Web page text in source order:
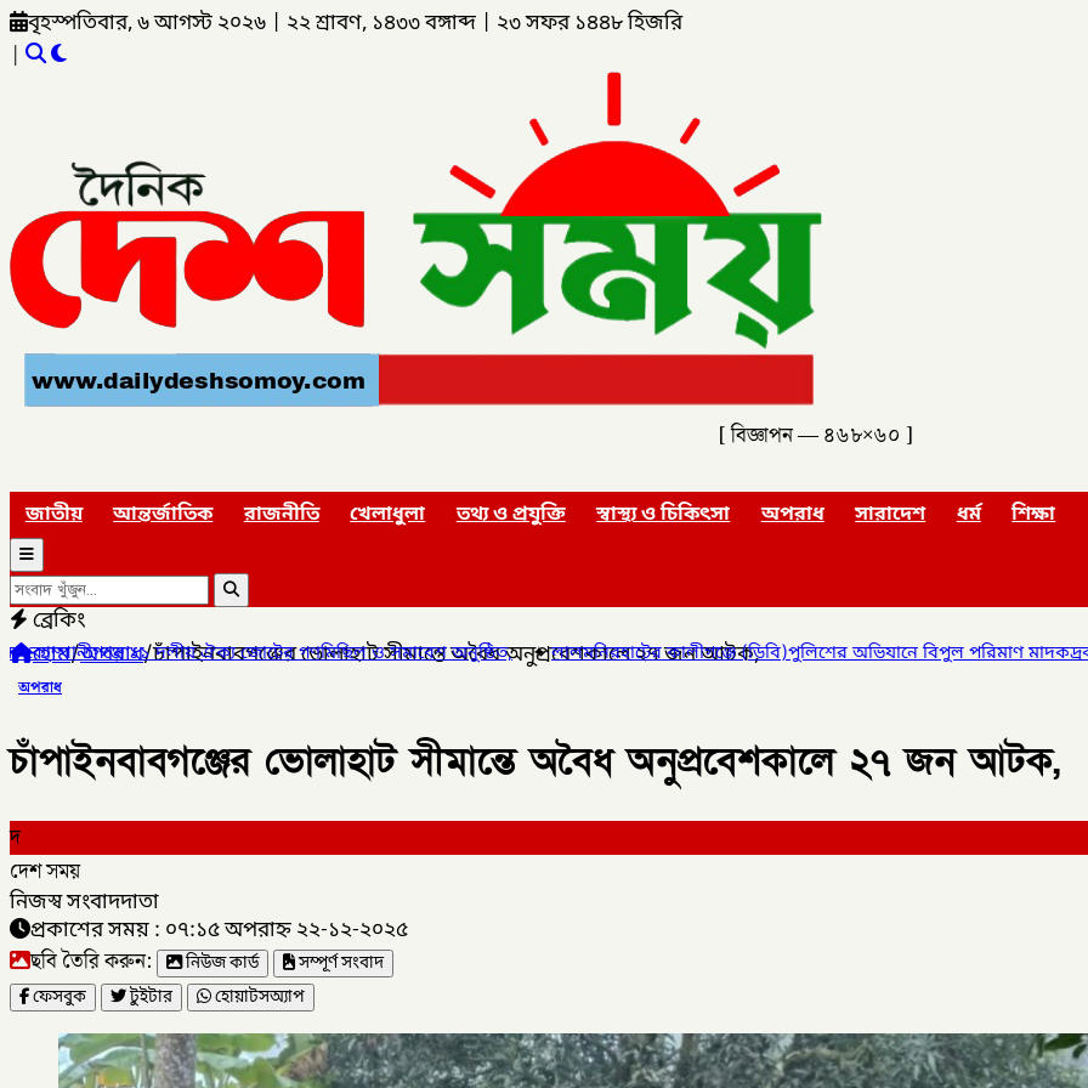
বৃহস্পতিবার, ৬ আগস্ট ২০২৬ ২২ শ্রাবণ, ১৪৩৩ বঙ্গাব্দ ২৩ সফর ১৪৪৮ হিজরি
|
[ বিজ্ঞাপন — ৪৬৮×৬০ ]
জাতীয় আন্তর্জাতিক রাজনীতি খেলাধুলা তথ্য ও প্রযুক্তি স্বাস্থ্য ও চিকিৎসা অপরাধ সারাদেশ ধর্ম শিক্ষা
ব্রেকিং
গণমিছিল ও সমাবেশ অনুষ্ঠিত,✦লালমনিরহাটের কালীগঞ্জে (ডিবি)পুলিশের অভিযানে বিপুল পরিমাণ মাদকদ্রব্য উদ্ধার করে✦কোম্পানীগঞ্জে
হোম/অপরাধ/চাঁপাইনবাবগঞ্জের ভোলাহাট সীমান্তে অবৈধ অনুপ্রবেশকালে ২৭ জন আটক,
অপরাধ
চাঁপাইনবাবগঞ্জের ভোলাহাট সীমান্তে অবৈধ অনুপ্রবেশকালে ২৭ জন আটক,
দ
দেশ সময়
নিজস্ব সংবাদদাতা
প্রকাশের সময় : ০৭:১৫ অপরাহ্ন ২২-১২-২০২৫
ছবি তৈরি করুন: নিউজ কার্ড
সম্পূর্ণ সংবাদ
ফেসবুক
টুইটার হোয়াটসঅ্যাপ